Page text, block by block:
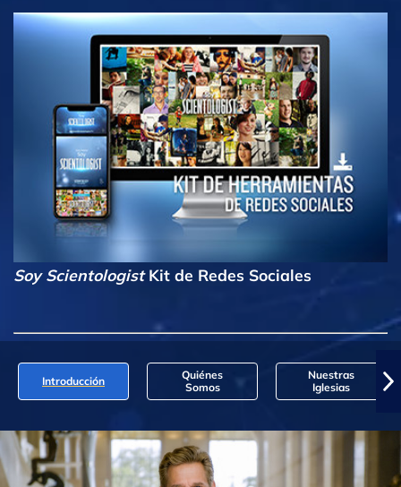
Soy ScientologistKit de Redes Sociales
Introducción
Quiénes
Somos
Nuestras
Iglesias